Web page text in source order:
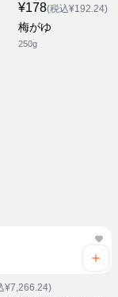
¥178(税込¥192.24)
梅がゆ
250g
¥7,266.24)